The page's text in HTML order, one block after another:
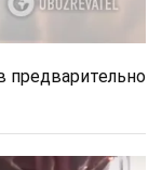
предварительно